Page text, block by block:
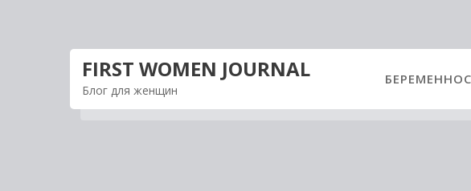
содержимому
FIRST WOMEN JOURNAL
Блог для женщин